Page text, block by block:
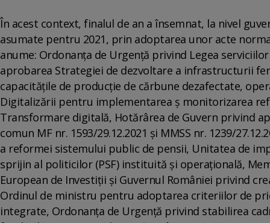
În acest context, finalul de an a însemnat, la nivel
asumate pentru 2021, prin adoptarea unor acte
anume: Ordonanţa de Urgenţă privind Legea
aprobarea Strategiei de dezvoltare a infrastructurii
capacităţile de producţie de cărbune dezafectate,
Digitalizării pentru implementarea ş monitorizarea
Transformare digitală, Hotărârea de Guvern privind
comun MF nr. 1593/29.12.2021 şi MMSS nr. 1239/
a reformei sistemului public de pensii, Unitatea de
sprijin al politicilor (PSF) instituită şi operaţională,
European de Investiţii şi Guvernul României privind
Ordinul de ministru pentru adoptarea criteriilor de
integrate, Ordonanţa de Urgenţă privind stabilirea